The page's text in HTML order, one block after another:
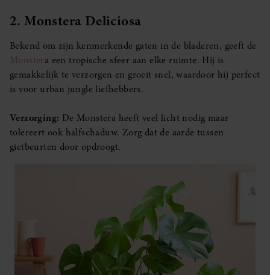
2. Monstera Deliciosa
Bekend om zijn kenmerkende gaten in de bladeren, geeft de
Monstera een tropische sfeer aan elke ruimte. Hij is
gemakkelijk te verzorgen en groeit snel, waardoor hij perfect
is voor urban jungle liefhebbers.
Verzorging: De Monstera heeft veel licht nodig maar
tolereert ook halfschaduw. Zorg dat de aarde tussen
gietbeurten door opdroogt.